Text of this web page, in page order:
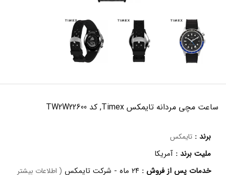
ساعت مچی مردانه تایمکس Timex, کد TW2W22600
برند : تایمکس
ملیت برند : آمریکا
خدمات پس از فروش : ۲۴ ماه - شرکت تایمکس ( اطلاعات بیشتر